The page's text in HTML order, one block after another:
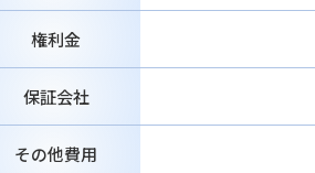
権利金
保証会社
その他費用